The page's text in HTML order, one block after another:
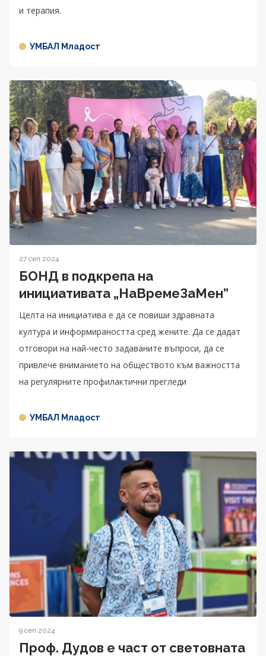
и терапия.
УМБАЛ Младост
27 сеп 2024
БОНД в подкрепа на
инициативата „НаВремеЗаМен”
Целта на инициатива е да се повиши здравната
култура и информираността сред жените. Да се дадат
отговори на най-често задаваните въпроси, да се
привлече вниманието на обществото към важността
на регулярните профилактични прегледи
УМБАЛ Младост
9 сеп 2024
Проф. Дудов е част от световната